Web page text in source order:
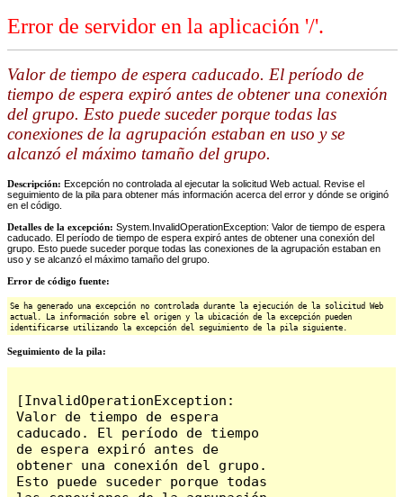
Error de servidor en la aplicación '/'.
Valor de tiempo de espera caducado. El período de
tiempo de espera expiró antes de obtener una conexión
del grupo. Esto puede suceder porque todas las
conexiones de la agrupación estaban en uso y se
alcanzó el máximo tamaño del grupo.
Descripción: Excepción no controlada al ejecutar la solicitud Web actual. Revise el
seguimiento de la pila para obtener más información acerca del error y dónde se originó
en el código.
Detalles de la excepción: System.InvalidOperationException: Valor de tiempo de espera
caducado. El período de tiempo de espera expiró antes de obtener una conexión del
grupo. Esto puede suceder porque todas las conexiones de la agrupación estaban en
uso y se alcanzó el máximo tamaño del grupo.
Error de código fuente:
Se ha generado una excepción no controlada durante la ejecución de la solicitud Web
actual. La información sobre el origen y la ubicación de la excepción pueden
identificarse utilizando la excepción del seguimiento de la pila siguiente.
Seguimiento de la pila:
[InvalidOperationException:
Valor de tiempo de espera
caducado. El período de tiempo
de espera expiró antes de
obtener una conexión del grupo.
Esto puede suceder porque todas